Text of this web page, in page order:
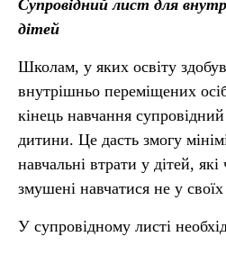
Супровідний лист для
дітей
Школам, у яких освіту
внутрішньо переміщених
кінець навчання
дитини. Це дасть змогу
навчальні втрати у дітей, які
змушені навчатися не у
У супровідному листі